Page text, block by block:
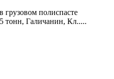
грузовом полиспасте
тонн, Галичанин, Кл.....